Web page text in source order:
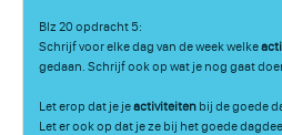
Blz 20 opdracht 5:
Schrijf voor elke dag van de week welke
gedaan. Schrijf ook op wat je nog gaat
Let erop dat je jeactiviteiten bij de goede
Let er ook op dat je ze bij het goede